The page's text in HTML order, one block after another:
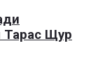
Тарас Щур